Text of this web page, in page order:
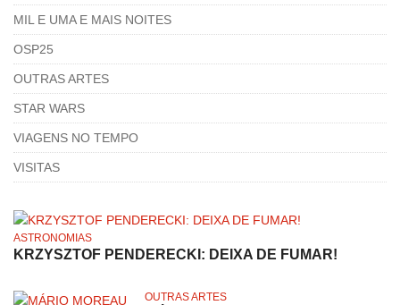
MIL E UMA E MAIS NOITES
OSP25
OUTRAS ARTES
STAR WARS
VIAGENS NO TEMPO
VISITAS
ASTRONOMIAS
KRZYSZTOF PENDERECKI: DEIXA DE FUMAR!
OUTRAS ARTES